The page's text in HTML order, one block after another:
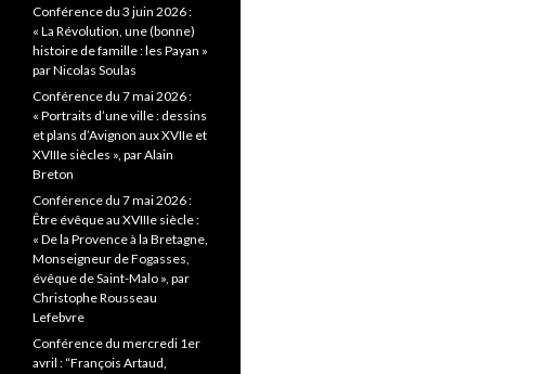
c
h
e
r
Conférence du 3 juin 2026 :
« La Révolution, une (bonne)
histoire de famille : les Payan »
par Nicolas Soulas
Conférence du 7 mai 2026 :
« Portraits d’une ville : dessins
et plans d’Avignon aux XVIIe et
XVIIIe siècles », par Alain
Breton
Conférence du 7 mai 2026 :
Être évêque au XVIIIe siècle :
« De la Provence à la Bretagne,
Monseigneur de Fogasses,
évêque de Saint-Malo », par
Christophe Rousseau
Lefebvre
Conférence du mercredi 1er
avril : “François Artaud,